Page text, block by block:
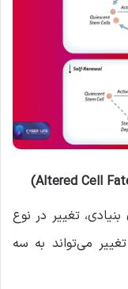
تغییر در نوع
می‌تواند به سه